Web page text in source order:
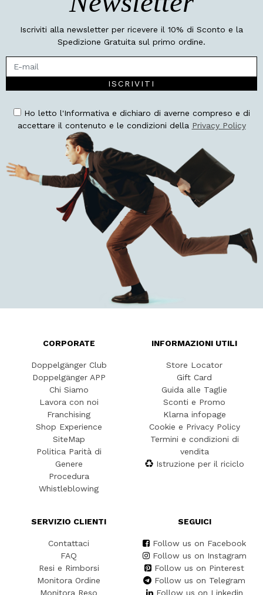
Iscriviti alla newsletter per ricevere il 10% di Sconto e la
Spedizione Gratuita sul primo ordine.
ISCRIVITI
Ho letto l'Informativa e dichiaro di averne compreso e di
accettare il contenuto e le condizioni della Privacy Policy
CORPORATE
Doppelgänger Club
Doppelgänger APP
Chi Siamo
Lavora con noi
Franchising
Shop Experience
SiteMap
Politica Parità di
Genere
Procedura
Whistleblowing
INFORMAZIONI UTILI
Store Locator
Gift Card
Guida alle Taglie
Sconti e Promo
Klarna infopage
Cookie e Privacy Policy
Termini e condizioni di
vendita
Istruzione per il riciclo
SERVIZIO CLIENTI
Contattaci
FAQ
Resi e Rimborsi
Monitora Ordine
Monitora Reso
SEGUICI
Follow us on Facebook
Follow us on Instagram
Follow us on Pinterest
Follow us on Telegram
Follow us on Linkedin